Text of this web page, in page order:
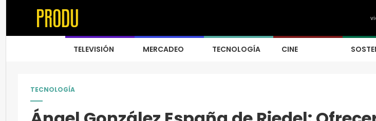
TELEVISIÓN MERCADEO TECNOLOGÍA CINE
TECNOLOGÍA